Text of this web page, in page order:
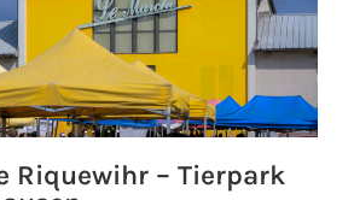
Riquewihr – Tierpark